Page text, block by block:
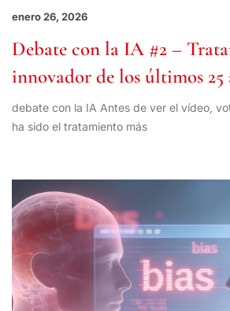
enero 26, 2026
Debate con la IA #2 –
innovador de los últimos 25
debate con la IA Antes de ver el vídeo,
ha sido el tratamiento más